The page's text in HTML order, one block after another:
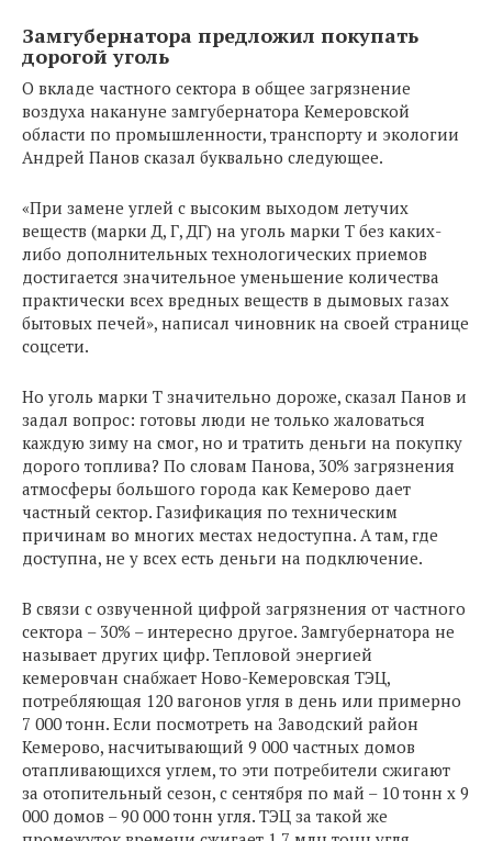
Замгубернатора предложил покупать
дорогой уголь
О вкладе частного сектора в общее загрязнение
воздуха накануне замгубернатора Кемеровской
области по промышленности, транспорту и экологии
Андрей Панов сказал буквально следующее.
«При замене углей с высоким выходом летучих
веществ (марки Д, Г, ДГ) на уголь марки Т без каких-
либо дополнительных технологических приемов
достигается значительное уменьшение количества
практически всех вредных веществ в дымовых газах
бытовых печей», написал чиновник на своей странице
соцсети.
Но уголь марки Т значительно дороже, сказал Панов и
задал вопрос: готовы люди не только жаловаться
каждую зиму на смог, но и тратить деньги на покупку
дорого топлива? По словам Панова, 30% загрязнения
атмосферы большого города как Кемерово дает
частный сектор. Газификация по техническим
причинам во многих местах недоступна. А там, где
доступна, не у всех есть деньги на подключение.
В связи с озвученной цифрой загрязнения от частного
сектора – 30% – интересно другое. Замгубернатора не
называет других цифр. Тепловой энергией
кемеровчан снабжает Ново-Кемеровская ТЭЦ,
потребляющая 120 вагонов угля в день или примерно
7 000 тонн. Если посмотреть на Заводский район
Кемерово, насчитывающий 9 000 частных домов
отапливающихся углем, то эти потребители сжигают
за отопительный сезон, с сентября по май – 10 тонн х 9
000 домов – 90 000 тонн угля. ТЭЦ за такой же